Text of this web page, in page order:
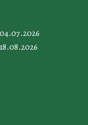
04.07.2026
18.08.2026